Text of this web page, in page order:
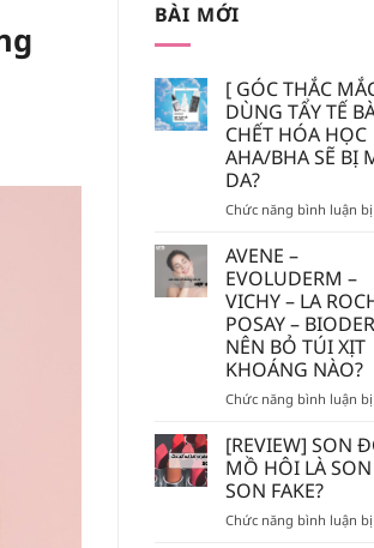
BÀI MỚI
[ GÓC THẮC
DÙNG TẨY TẾ
CHẾT HÓA HỌC
AHA/BHA SẼ BỊ
DA?
Chức năng bình luận
AVENE –
EVOLUDERM –
VICHY – LA
POSAY –
NÊN BỎ TÚI XỊT
KHOÁNG NÀO?
Chức năng bình luận
[REVIEW] SON
MỒ HÔI LÀ
SON FAKE?
Chức năng bình luận